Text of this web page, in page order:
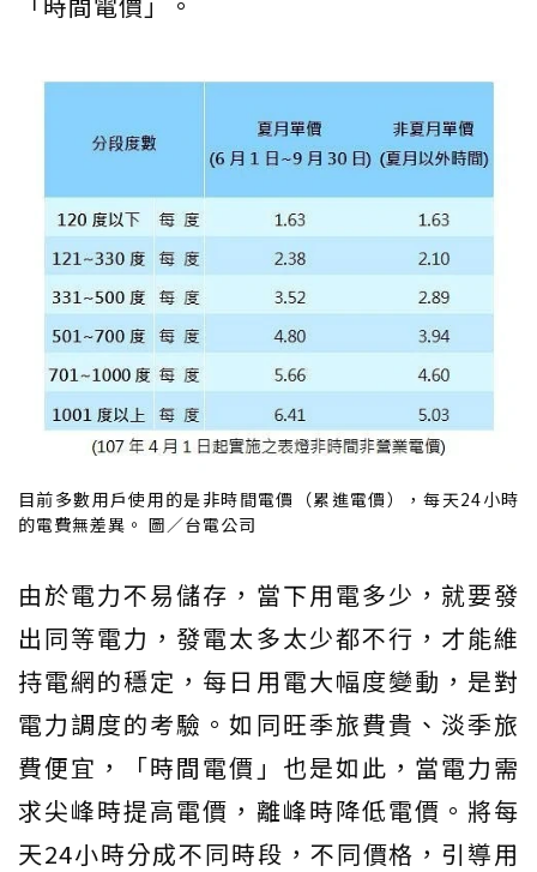
目前多數用戶使用的是非時間電價（累進電價），每天24小時
的電費無差異。 圖／台電公司
由於電力不易儲存，當下用電多少，就要發
出同等電力，發電太多太少都不行，才能維
持電網的穩定，每日用電大幅度變動，是對
電力調度的考驗。如同旺季旅費貴、淡季旅
費便宜，「時間電價」也是如此，當電力需
求尖峰時提高電價，離峰時降低電價。將每
天24小時分成不同時段，不同價格，引導用